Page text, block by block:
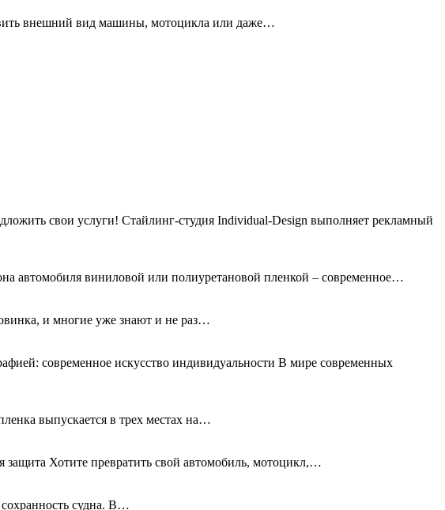
внешний вид машины, мотоцикла или даже…
свои услуги! Стайлинг-студия Individual-Design выполняет рекламный
автомобиля виниловой или полиуретановой пленкой – современное…
и многие уже знают и не раз…
современное искусство индивидуальности В мире современных
выпускается в трех местах на…
Хотите превратить свой автомобиль, мотоцикл,…
сохранность судна. В…